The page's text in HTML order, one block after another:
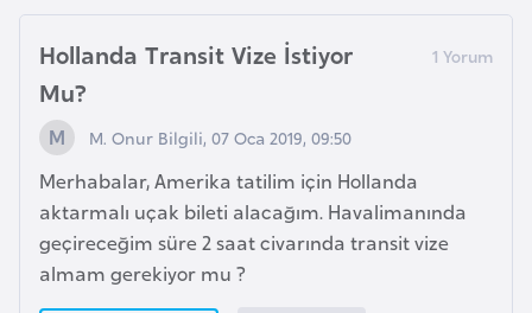
Hollanda Transit Vize İstiyor
Mu?
M. Onur Bilgili, 07 Oca 2019, 09:50
Merhabalar, Amerika tatilim için Hollanda
aktarmalı uçak bileti alacağım. Havalimanında
geçireceğim süre 2 saat civarında transit vize
almam gerekiyor mu ?
G
a
b
n
G
a
m
b